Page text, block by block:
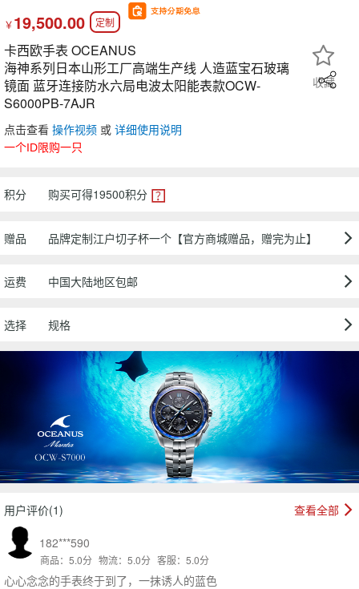
￥19,500.00 定制
卡西欧手表 OCEANUS
海神系列日本山形工厂高端生产线 人造蓝宝石玻璃
镜面 蓝牙连接防水六局电波太阳能表款OCW-
S6000PB-7AJR
点击查看 操作视频 或 详细使用说明
一个ID限购一只
收藏
积分 购买可得19500积分
赠品 品牌定制江户切子杯一个【官方商城赠品，赠完为止】
运费 中国大陆地区包邮
选择 规格
用户评价(1) 查看全部
182***590
商品：5.0分 物流：5.0分 客服：5.0分
心心念念的手表终于到了，一抹诱人的蓝色